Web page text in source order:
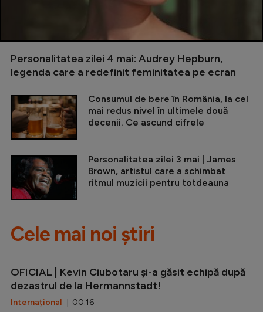
Personalitatea zilei 4 mai: Audrey Hepburn,
legenda care a redefinit feminitatea pe ecran
Consumul de bere în România, la cel
mai redus nivel în ultimele două
decenii. Ce ascund cifrele
Personalitatea zilei 3 mai | James
Brown, artistul care a schimbat
ritmul muzicii pentru totdeauna
Cele mai noi știri
OFICIAL | Kevin Ciubotaru și-a găsit echipă după
dezastrul de la Hermannstadt!
Internațional | 00:16